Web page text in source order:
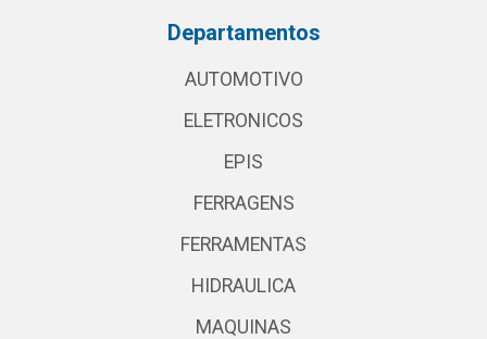
Departamentos
AUTOMOTIVO
ELETRONICOS
EPIS
FERRAGENS
FERRAMENTAS
HIDRAULICA
MAQUINAS